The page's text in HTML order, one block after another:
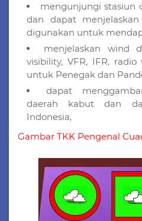
mengunjungi stasiun
dan dapat
digunakan untuk
menjelaskan wind
visibility, VFR, IFR,
untuk Penegak dan
dapat
daerah kabut dan
Indonesia,
Gambar TKK Pengenal